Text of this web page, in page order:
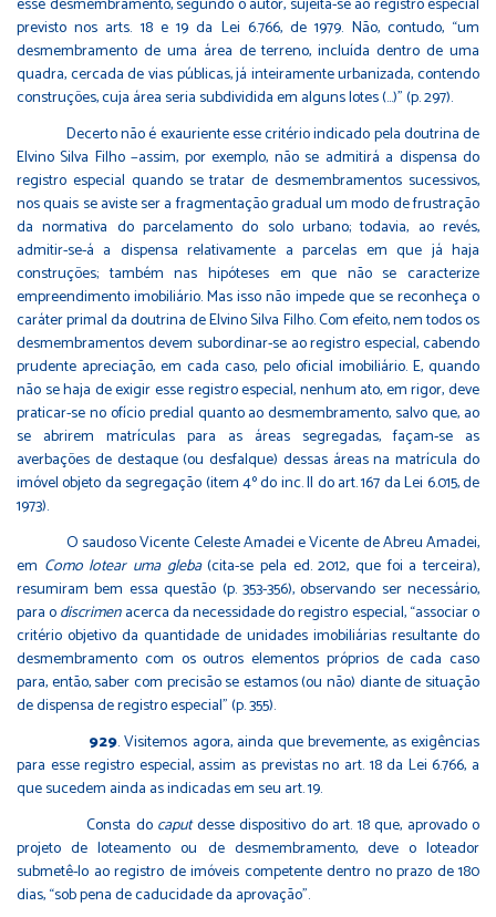
previsto nos arts. 18 e 19 da Lei 6.766, de 1979. Não, contudo, “um
desmembramento de uma área de terreno, incluída dentro de uma
quadra, cercada de vias públicas, já inteiramente urbanizada, contendo
construções, cuja área seria subdividida em alguns lotes (…)” (p. 297).
Decerto não é exauriente esse critério indicado pela doutrina de
Elvino Silva Filho −assim, por exemplo, não se admitirá a dispensa do
registro especial quando se tratar de desmembramentos sucessivos,
nos quais se aviste ser a fragmentação gradual um modo de frustração
da normativa do parcelamento do solo urbano; todavia, ao revés,
admitir-se-á a dispensa relativamente a parcelas em que já haja
construções; também nas hipóteses em que não se caracterize
empreendimento imobiliário. Mas isso não impede que se reconheça o
caráter primal da doutrina de Elvino Silva Filho. Com efeito, nem todos os
desmembramentos devem subordinar-se ao registro especial, cabendo
prudente apreciação, em cada caso, pelo oficial imobiliário. E, quando
não se haja de exigir esse registro especial, nenhum ato, em rigor, deve
praticar-se no ofício predial quanto ao desmembramento, salvo que, ao
se abrirem matrículas para as áreas segregadas, façam-se as
averbações de destaque (ou desfalque) dessas áreas na matrícula do
imóvel objeto da segregação (item 4º do inc. II do art. 167 da Lei 6.015, de
1973).
O saudoso Vicente Celeste Amadei e Vicente de Abreu Amadei,
em Como lotear uma gleba(cita-se pela ed. 2012, que foi a terceira),
resumiram bem essa questão (p. 353-356), observando ser necessário,
para odiscrimenacerca da necessidade do registro especial, “associar o
critério objetivo da quantidade de unidades imobiliárias resultante do
desmembramento com os outros elementos próprios de cada caso
para, então, saber com precisão se estamos (ou não) diante de situação
de dispensa de registro especial” (p. 355).
929. Visitemos agora, ainda que brevemente, as exigências
para esse registro especial, assim as previstas no art. 18 da Lei 6.766, a
que sucedem ainda as indicadas em seu art. 19.
Consta do caputdesse dispositivo do art. 18 que, aprovado o
projeto de loteamento ou de desmembramento, deve o loteador
submetê-lo ao registro de imóveis competente dentro no prazo de 180
dias, “sob pena de caducidade da aprovação”.